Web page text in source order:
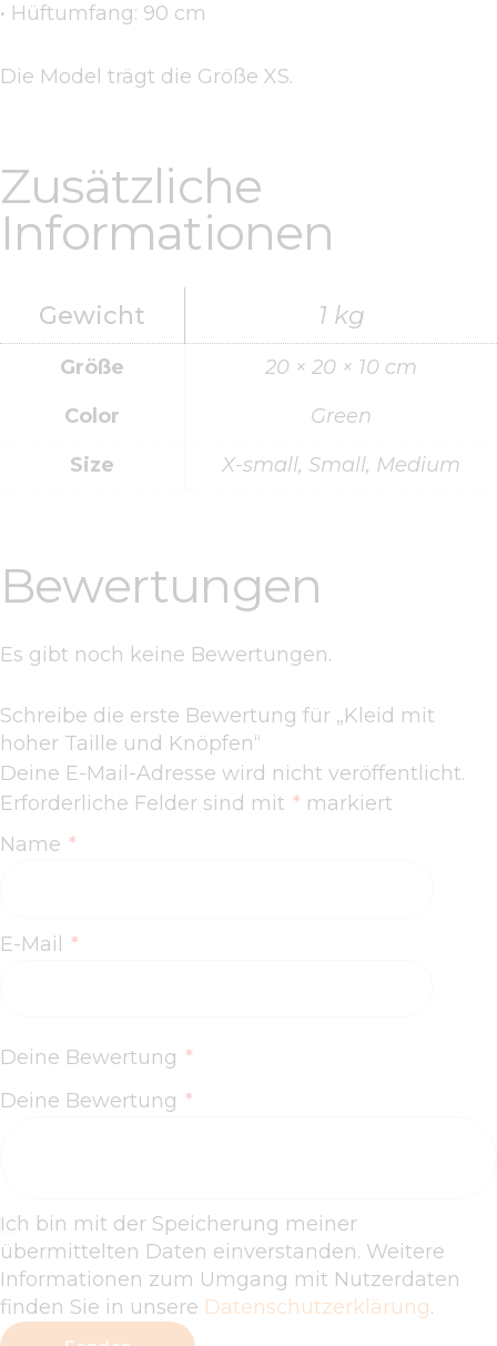
• Hüftumfang: 90 cm
Die Model trägt die Größe XS.
Zusätzliche
Informationen
Gewicht 1 kg
Größe
20 × 20 × 10 cm
Color
Green
Size
X-small, Small, Medium
Bewertungen
Es gibt noch keine Bewertungen.
Schreibe die erste Bewertung für „Kleid mit
hoher Taille und Knöpfen“
Deine E-Mail-Adresse wird nicht veröffentlicht.
Erforderliche Felder sind mit * markiert
Name *
E-Mail *
Deine Bewertung *
Deine Bewertung *
Ich bin mit der Speicherung meiner
übermittelten Daten einverstanden. Weitere
Informationen zum Umgang mit Nutzerdaten
finden Sie in unsere Datenschutzerklärung.